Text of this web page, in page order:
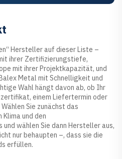
Hersteller auf dieser Liste –
ihrer Zertifizierungstiefe,
mit ihrer Projektkapazität, und
Metal mit Schnelligkeit und
Wahl hängt davon ab, ob Ihr
einem Liefertermin oder
Sie zunächst das
und den
wählen Sie dann Hersteller aus,
nur behaupten –, dass sie die
erfüllen.